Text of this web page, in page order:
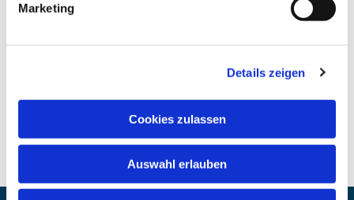
Marketing
Details zeigen
Cookies zulassen
Auswahl erlauben